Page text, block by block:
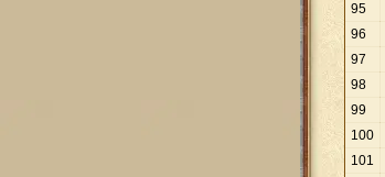
95
96
97
98
99
100
101